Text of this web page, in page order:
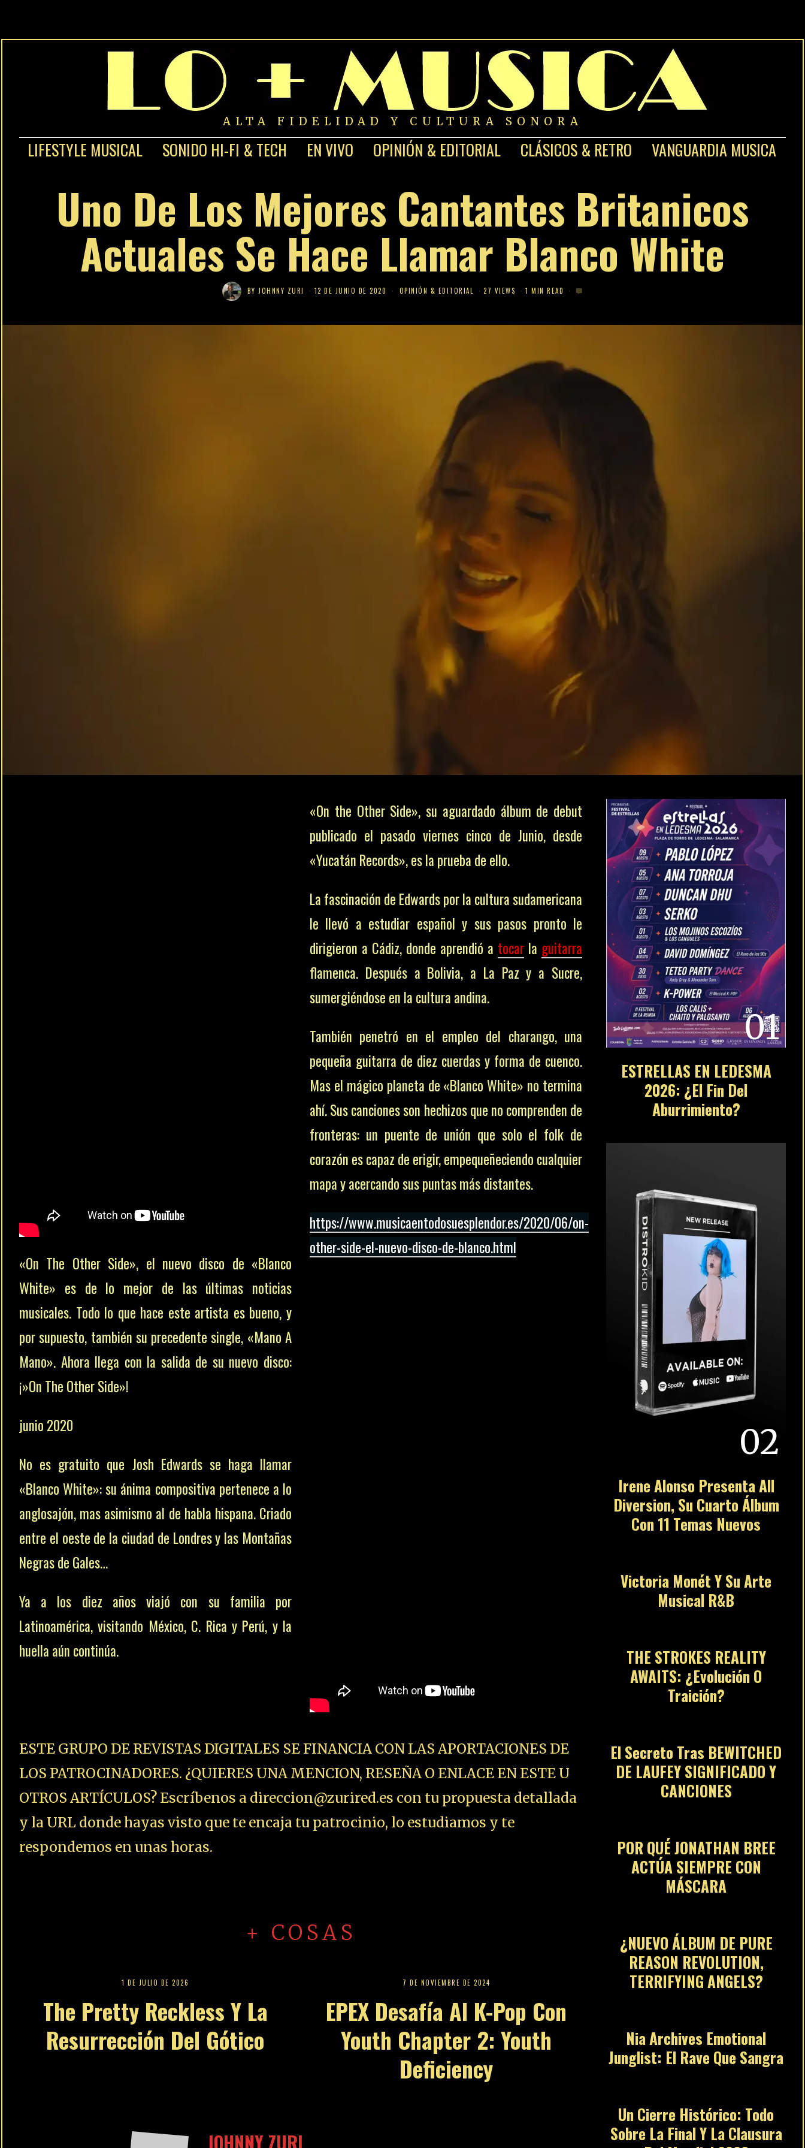
ALTA FIDELIDAD Y CULTURA SONORA
LIFESTYLE MUSICAL SONIDO HI-FI & TECH EN VIVO OPINIÓN & EDITORIAL CLÁSICOS & RETRO VANGUARDIA MUSICA
Uno De Los Mejores Cantantes Britanicos
Actuales Se Hace Llamar Blanco White
BY JOHNNY ZURI 12 DE JUNIO DE 2020 OPINIÓN & EDITORIAL 27 VIEWS 1 MIN READ
«On The Other Side», el nuevo disco de «Blanco
White» es de lo mejor de las últimas noticias
musicales. Todo lo que hace este artista es bueno, y
por supuesto, también su precedente single, «Mano A
Mano». Ahora llega con la salida de su nuevo disco:
¡»On The Other Side»!
junio 2020
No es gratuito que Josh Edwards se haga llamar
«Blanco White»: su ánima compositiva pertenece a lo
anglosajón, mas asimismo al de habla hispana. Criado
entre el oeste de la ciudad de Londres y las Montañas
Negras de Gales…
Ya a los diez años viajó con su familia por
Latinoamérica, visitando México, C. Rica y Perú, y la
huella aún continúa.
«On the Other Side», su aguardado álbum de debut
publicado el pasado viernes cinco de Junio, desde
«Yucatán Records», es la prueba de ello.
La fascinación de Edwards por la cultura sudamericana
le llevó a estudiar español y sus pasos pronto le
dirigieron a Cádiz, donde aprendió a tocar la guitarra
flamenca. Después a Bolivia, a La Paz y a Sucre,
sumergiéndose en la cultura andina.
También penetró en el empleo del charango, una
pequeña guitarra de diez cuerdas y forma de cuenco.
Mas el mágico planeta de «Blanco White» no termina
ahí. Sus canciones son hechizos que no comprenden de
fronteras: un puente de unión que solo el folk de
corazón es capaz de erigir, empequeñeciendo cualquier
mapa y acercando sus puntas más distantes.
https://www.musicaentodosuesplendor.es/2020/06/on-
other-side-el-nuevo-disco-de-blanco.html
ESTE GRUPO DE REVISTAS DIGITALES SE FINANCIA CON LAS APORTACIONES DE
LOS PATROCINADORES. ¿QUIERES UNA MENCION, RESEÑA O ENLACE EN ESTE U
OTROS ARTÍCULOS? Escríbenos a direccion@zurired.es con tu propuesta detallada
y la URL donde hayas visto que te encaja tu patrocinio, lo estudiamos y te
respondemos en unas horas.
+ COSAS
1 DE JULIO DE 2026
The Pretty Reckless Y La
Resurrección Del Gótico
7 DE NOVIEMBRE DE 2024
EPEX Desafía Al K-Pop Con
Youth Chapter 2: Youth
Deficiency
JOHNNY ZURI
01
ESTRELLAS EN LEDESMA
2026: ¿El Fin Del
Aburrimiento?
02
Irene Alonso Presenta All
Diversion, Su Cuarto Álbum
Con 11 Temas Nuevos
03
Victoria Monét Y Su Arte
Musical R&B
THE STROKES REALITY
AWAITS: ¿Evolución O
Traición?
El Secreto Tras BEWITCHED
DE LAUFEY SIGNIFICADO Y
CANCIONES
POR QUÉ JONATHAN BREE
ACTÚA SIEMPRE CON
MÁSCARA
¿NUEVO ÁLBUM DE PURE
REASON REVOLUTION,
TERRIFYING ANGELS?
08
Nia Archives Emotional
Junglist: El Rave Que Sangra
09
Un Cierre Histórico: Todo
Sobre La Final Y La Clausura